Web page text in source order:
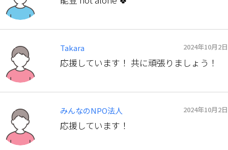
Takara 2024年10月2日
応援しています！ 共に頑張りましょう！
みんなのNPO法人 2024年10月2日
応援しています！